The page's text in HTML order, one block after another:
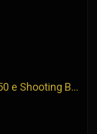
Line IVA DEDUTÍVEL